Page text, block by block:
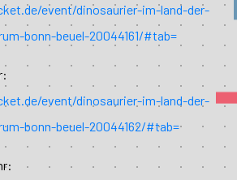
event/dinosaurier-im-land-der-
bonn-beuel-20044161/#tab=
event/dinosaurier-im-land-der-
bonn-beuel-20044162/#tab=